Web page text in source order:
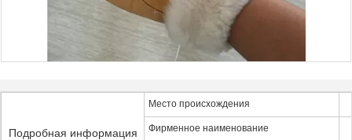
Подробная информация
Место происхождения
Фирменное наименование